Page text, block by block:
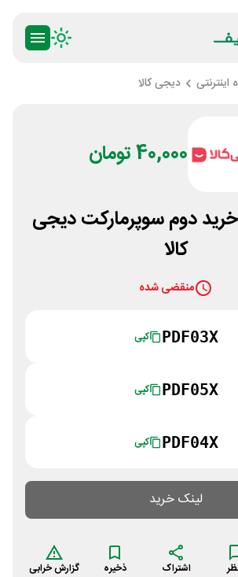
اینترنتی دیجی کالا
40,000 تومان
دوم سوپرمارکت دیجی
کالا
منقضی شده
PDF03X کپی
PDF05X کپی
PDF04X کپی
لینک خرید
اشتراک ذخیره گزارش خرابی